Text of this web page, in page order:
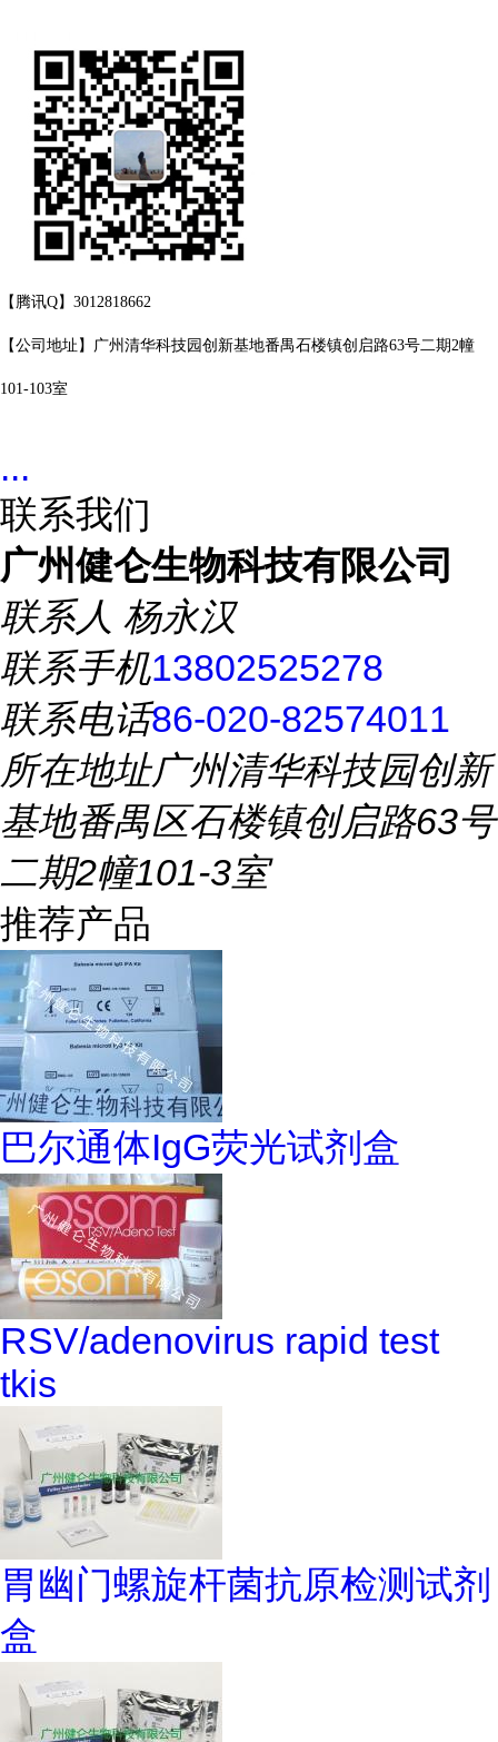
【腾讯Q】3012818662
【公司地址】广州清华科技园创新基地番禺石楼镇创启路63号二期2幢
101-103室
...
联系我们
广州健仑生物科技有限公司
联系人 杨永汉
联系手机13802525278
联系电话86-020-82574011
所在地址广州清华科技园创新
基地番禺区石楼镇创启路63号
二期2幢101-3室
推荐产品
巴尔通体IgG荧光试剂盒
RSV/adenovirus rapid test
tkis
胃幽门螺旋杆菌抗原检测试剂
盒